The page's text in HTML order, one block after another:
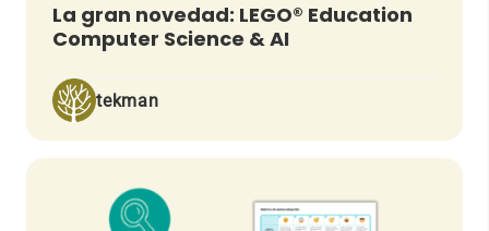
La gran novedad: LEGO® Education
Computer Science & AI
tekman